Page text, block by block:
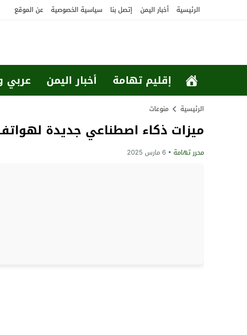
الرئيسية أخبار اليمن إتصل بنا سياسية الخصوصية عن الموقع
إقليم تهامة أخبار اليمن عربي
الرئيسية منوعات
ميزات ذكاء اصطناعي جديدة
محرر تهامة 6 مارس 2025